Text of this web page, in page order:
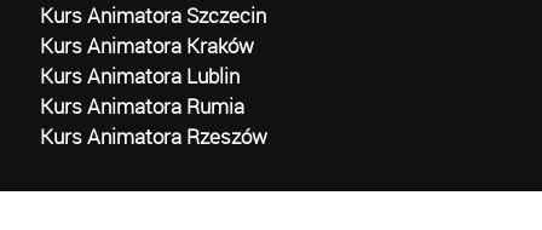
Kurs Animatora Szczecin
Kurs Animatora Kraków
Kurs Animatora Lublin
Kurs Animatora Rumia
Kurs Animatora Rzeszów